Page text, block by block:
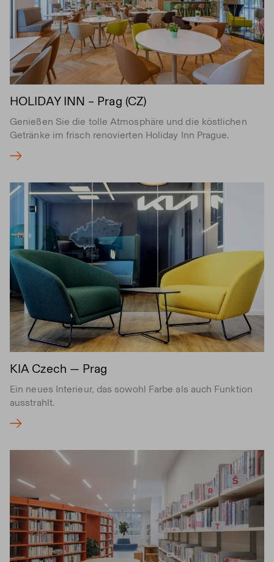
HOLIDAY INN – Prag (CZ)
Genießen Sie die tolle Atmosphäre und die köstlichen
Getränke im frisch renovierten Holiday Inn Prague.
KIA Czech — Prag
Ein neues Interieur, das sowohl Farbe als auch Funktion
ausstrahlt.